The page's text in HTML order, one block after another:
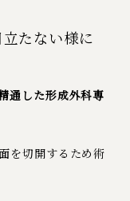
たない様に
通した形成外科専
を切開するため術